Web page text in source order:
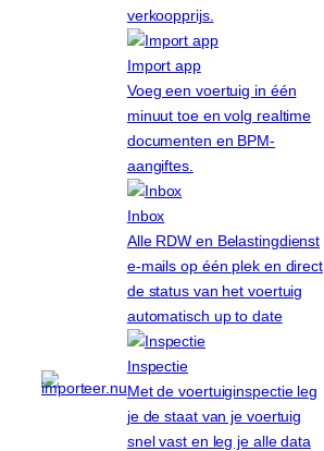
verkoopprijs.
Import app
Voeg een voertuig in één
minuut toe en volg realtime
documenten en BPM-
aangiftes.
Inbox
Alle RDW en Belastingdienst
e-mails op één plek en direct
de status van het voertuig
automatisch up to date
Inspectie
Met de voertuiginspectie leg
je de staat van je voertuig
snel vast en leg je alle data